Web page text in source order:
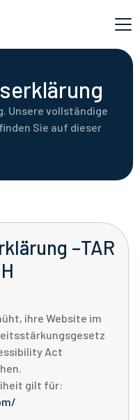
Unsere vollständige
Sie auf dieser
–TAR
ihre Website im
Act
gilt für: